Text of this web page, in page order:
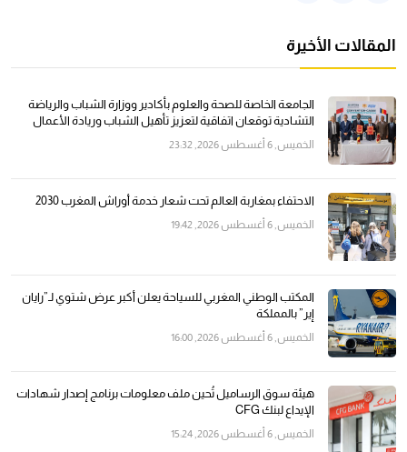
المقالات الأخيرة
الجامعة الخاصة للصحة والعلوم بأكادير ووزارة الشباب والرياضة
التشادية توقعان اتفاقية لتعزيز تأهيل الشباب وريادة الأعمال
الخميس, 6 أغسطس 2026, 23:32
الاحتفاء بمغاربة العالم تحت شعار خدمة أوراش المغرب 2030
الخميس, 6 أغسطس 2026, 19:42
المكتب الوطني المغربي للسياحة يعلن أكبر عرض شتوي لـ”رايان
إير” بالمملكة
الخميس, 6 أغسطس 2026, 16:00
هيئة سوق الرساميل تُحين ملف معلومات برنامج إصدار شهادات
الإيداع لبنك CFG
الخميس, 6 أغسطس 2026, 15:24